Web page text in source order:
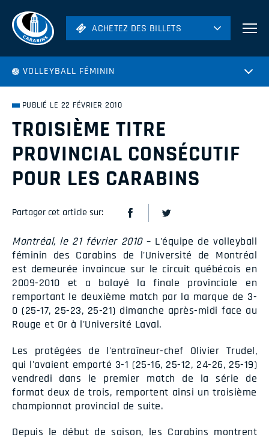
ACHETEZ DES BILLETS
Hockey
Rugby
ACHETEZ DES BILLETS
VOLLEYBALL FÉMININ
PUBLIÉ LE 22 FÉVRIER 2010
TROISIÈME TITRE
PROVINCIAL CONSÉCUTIF
POUR LES CARABINS
Partager cet article sur:
Montréal, le 21 février 2010– L'équipe de volleyball
féminin des Carabins de l'Université de Montréal
est demeurée invaincue sur le circuit québécois en
2009-2010 et a balayé la finale provinciale en
remportant le deuxième match par la marque de 3-
0 (25-17, 25-23, 25-21) dimanche après-midi face au
Rouge et Or à l'Université Laval.
Les protégées de l'entraîneur-chef Olivier Trudel,
qui l'avaient emporté 3-1 (25-16, 25-12, 24-26, 25-19)
vendredi dans le premier match de la série de
format deux de trois, remportent ainsi un troisième
championnat provincial de suite.
Depuis le début de saison, les Carabins montrent